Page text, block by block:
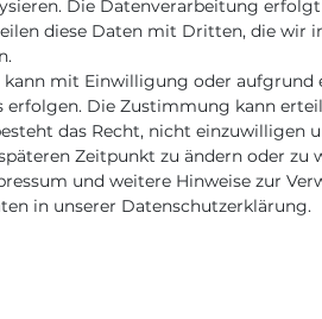
Die Datenverarbeitung
diese Daten mit Dritten, die wir
mit Einwilligung oder aufgrund
erfolgen. Die Zustimmung kann
das Recht, nicht einzuwilligen
Zeitpunkt zu ändern oder zu
und weitere Hinweise zur
in unserer Daten­schutz­erklärung.